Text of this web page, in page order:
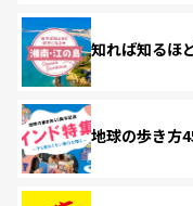
知れば知るほ
地球の歩き方